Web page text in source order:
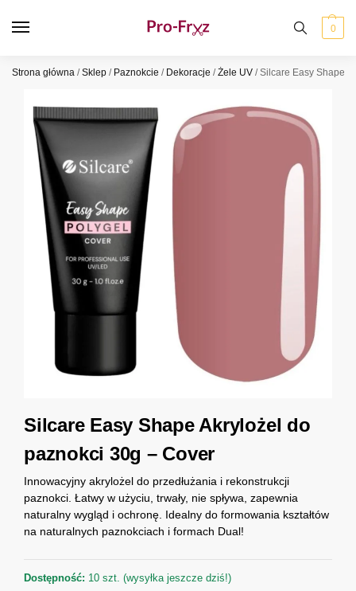
0
Strona główna /Sklep / Paznokcie / Dekoracje /Żele UV /Silcare Easy Shape
Silcare Easy Shape Akrylożel do
paznokci 30g – Cover
Innowacyjny akrylożel do przedłużania i rekonstrukcji
paznokci. Łatwy w użyciu, trwały, nie spływa, zapewnia
naturalny wygląd i ochronę. Idealny do formowania kształtów
na naturalnych paznokciach i formach Dual!
Dostępność: 10 szt. (wysyłka jeszcze dziś!)